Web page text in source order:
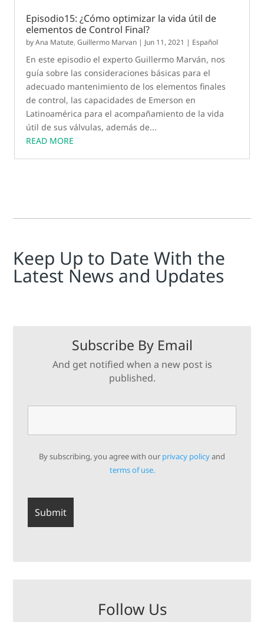
Episodio15: ¿Cómo optimizar la vida útil de
elementos de Control Final?
byAna Matute,Guillermo Marvan | Jun 11, 2021 | Español
En este episodio el experto Guillermo Marván, nos
guía sobre las consideraciones básicas para el
adecuado mantenimiento de los elementos finales
de control, las capacidades de Emerson en
Latinoamérica para el acompañamiento de la vida
útil de sus válvulas, además de...
READ MORE
Keep Up to Date With the
Latest News and Updates
Subscribe By Email
And get notified when a new post is
published.
By subscribing, you agree with our privacy policyand
terms of use.
Follow Us